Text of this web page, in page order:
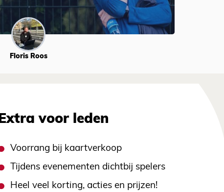
Floris Roos
voor leden
Voorrang bij kaartverkoop
Tijdens evenementen dichtbij spelers
Heel veel korting, acties en prijzen!